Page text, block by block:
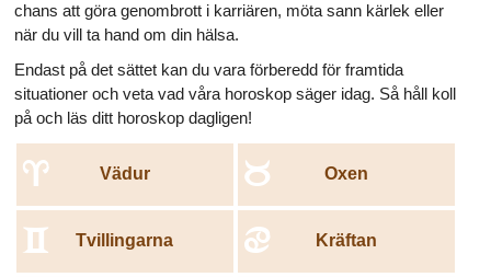
chans att göra genombrott i karriären, möta sann kärlek eller
när du vill ta hand om din hälsa.
Endast på det sättet kan du vara förberedd för framtida
situationer och veta vad våra horoskop säger idag. Så håll koll
på och läs ditt horoskop dagligen!
Vädur
a Oxen
b
Tvillingarna
c Kräftan
d